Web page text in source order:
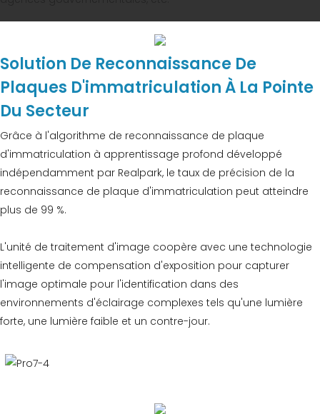
Solution De Reconnaissance De
Plaques D'immatriculation À La Pointe
Du Secteur
Grâce à l'algorithme de reconnaissance de plaque
d'immatriculation à apprentissage profond développé
indépendamment par Realpark, le taux de précision de la
reconnaissance de plaque d'immatriculation peut atteindre
plus de 99 %.
L'unité de traitement d'image coopère avec une technologie
intelligente de compensation d'exposition pour capturer
l'image optimale pour l'identification dans des
environnements d'éclairage complexes tels qu'une lumière
forte, une lumière faible et un contre-jour.